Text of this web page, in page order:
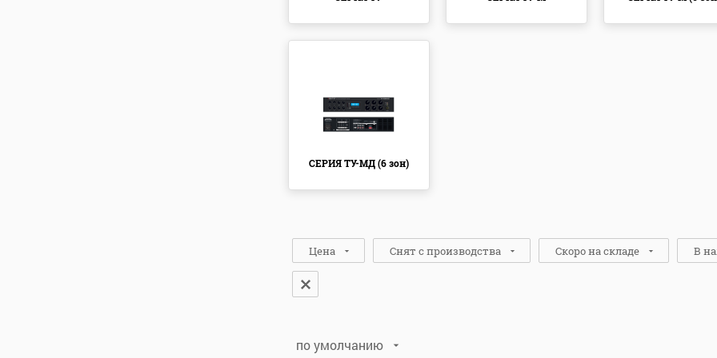
СЕРИЯ ТУ-МД (6 зон)
Цена Снят с производства Скоро на складе В
по умолчанию